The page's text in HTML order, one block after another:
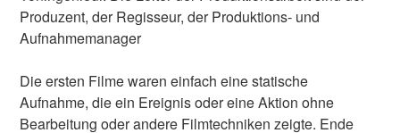
Produzent, der Regisseur, der Produktions- und
Aufnahmemanager
Die ersten Filme waren einfach eine statische
Aufnahme, die ein Ereignis oder eine Aktion ohne
Bearbeitung oder andere Filmtechniken zeigte. Ende